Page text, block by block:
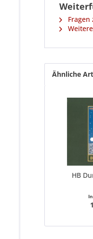
Fragen
Ähnliche
HB